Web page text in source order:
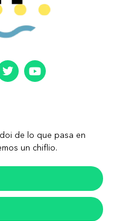
de lo que pasa en
un chiflio.